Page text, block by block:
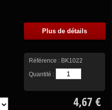
Plus de détails
Référence : BK1022
Quantité :
4,67 €